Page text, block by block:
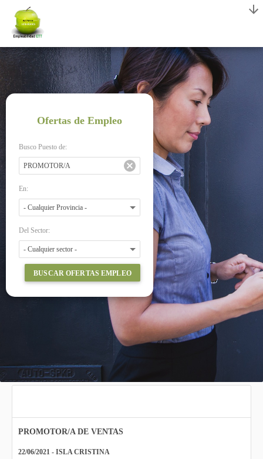
Ofertas de Empleo
Busco Puesto de:
En:
Del Sector:
BUSCAR OFERTAS EMPLEO
PROMOTOR/A DE VENTAS
22/06/2021 - ISLA CRISTINA